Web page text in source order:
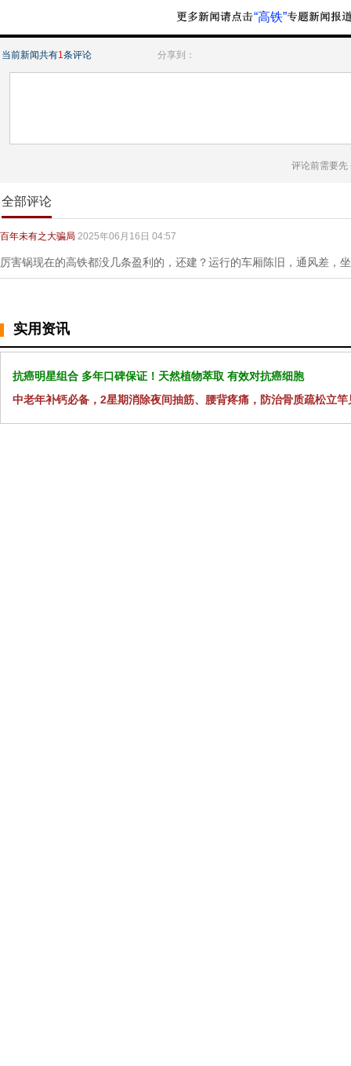
“高铁”
当前新闻共有1条评论 分享到：
评论前需要先
全部评论
百年未有之大骗局 2025年06月16日 04:57
厉害锅现在的高铁都没几条盈利的，还建？运行的车厢陈旧，通风差，
实用资讯
抗癌明星组合 多年口碑保证！天然植物萃取 有效对抗癌细胞
中老年补钙必备，2星期消除夜间抽筋、腰背疼痛，防治骨质疏松立竿